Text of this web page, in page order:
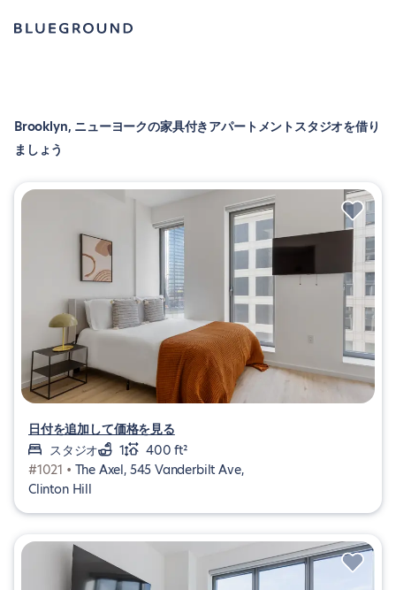
Brooklyn, ニューヨークの家具付きアパートメントスタジオを借り
ましょう
日付を追加して価格を見る
スタジオ
1
400 ft²
#1021 • The Axel, 545 Vanderbilt Ave,
Clinton Hill